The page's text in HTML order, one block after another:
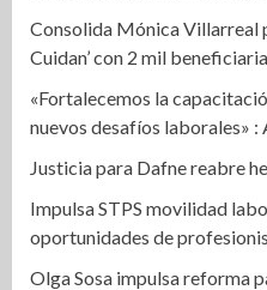
Consolida Mónica Villarreal
Cuidan’ con 2 mil
«Fortalecemos la
nuevos desafíos laborales» :
Justicia para Dafne reabre
Impulsa STPS movilidad
oportunidades de
Olga Sosa impulsa reforma